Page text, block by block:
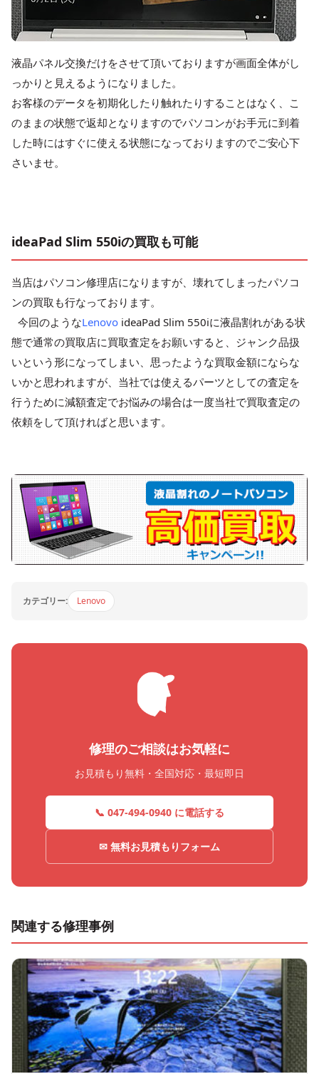
液晶パネル交換だけをさせて頂いておりますが画面全体がし
っかりと見えるようになりました。
お客様のデータを初期化したり触れたりすることはなく、こ
のままの状態で返却となりますのでパソコンがお手元に到着
した時にはすぐに使える状態になっておりますのでご安心下
さいませ。
ideaPad Slim 550iの買取も可能
当店はパソコン修理店になりますが、壊れてしまったパソコ
ンの買取も行なっております。
今回のようなLenovo ideaPad Slim 550iに液晶割れがある状
態で通常の買取店に買取査定をお願いすると、ジャンク品扱
いという形になってしまい、思ったような買取金額にならな
いかと思われますが、当社では使えるパーツとしての査定を
行うために減額査定でお悩みの場合は一度当社で買取査定の
依頼をして頂ければと思います。
カテゴリー: Lenovo
修理のご相談はお気軽に
お見積もり無料・全国対応・最短即日
📞 047-494-0940 に電話する
✉ 無料お見積もりフォーム
関連する修理事例